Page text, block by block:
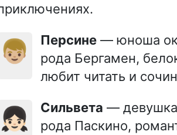
👦🏼 Персине — юноша
рода Бергамен,
любит читать и
👧🏻 Сильвета — девушка
рода Паскино,